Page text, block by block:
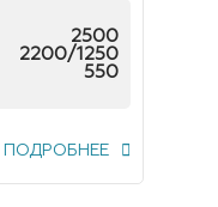
2500
2200/1250
550
ПОДРОБНЕЕ